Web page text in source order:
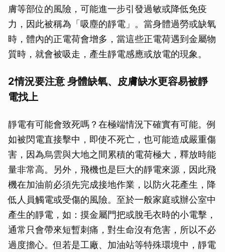
膚等部位的風險，可能進一步引發過敏或降低免疫
力，因此被稱為「吸塵的靜電」。當身體過勞或缺氧
時，體內的正電荷會增多，當這些正電荷遇到金屬物
質時，就會被吸走，產生靜電感應或放電的現象。
2情況要注意 身體缺氧、皮膚缺水更容易被靜
電找上
靜電有可能會致死嗎？在極端情況下確實有可能。例
如被閃電直接擊中，即使不死亡，也可能造成嚴重傷
害，因為烏雲與大地之間累積的電荷極大，釋放時能
量非常高。另外，飛機也是巨大的靜電來源，因此飛
機在加油前必須先完成接地作業，以防火花產生，降
低人員觸電或受傷的風險。至於一般家庭或辦公室中
產生的靜電，如：摸金屬門把或脫毛衣時的小電擊，
通常只會帶來短暫刺痛，對生命沒有危害，所以不必
過度擔心。但若是工廠、加油站等特殊環境中，靜電